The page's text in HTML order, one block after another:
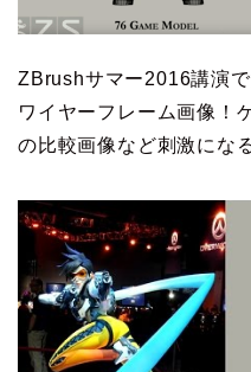
ZBrushサマー2016講演
ワイヤーフレーム画像！
の比較画像など刺激にな